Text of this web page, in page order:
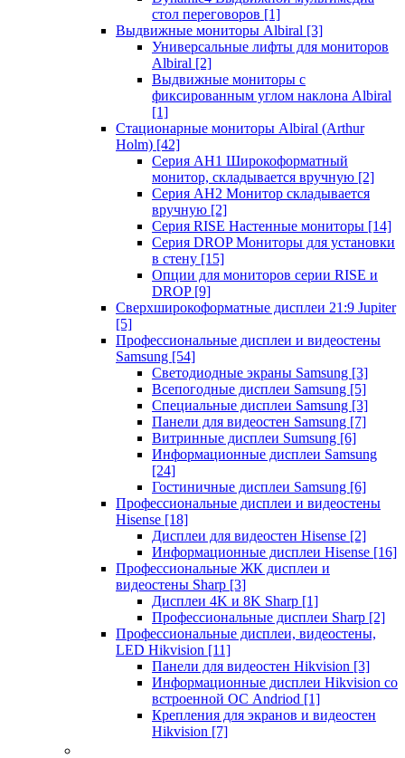
стол переговоров [1]
Выдвижные мониторы Albiral [3]
Универсальные лифты для мониторов
Albiral [2]
Выдвижные мониторы с
фиксированным углом наклона Albiral
[1]
Стационарные мониторы Albiral (Arthur
Holm) [42]
Серия AH1 Широкоформатный
монитор, складывается вручную [2]
Серия AH2 Монитор складывается
вручную [2]
Серия RISE Настенные мониторы [14]
Серия DROP Мониторы для установки
в стену [15]
Опции для мониторов серии RISE и
DROP [9]
Сверхширокоформатные дисплеи 21:9 Jupiter
[5]
Профессиональные дисплеи и видеостены
Samsung [54]
Светодиодные экраны Samsung [3]
Всепогодные дисплеи Samsung [5]
Специальные дисплеи Samsung [3]
Панели для видеостен Samsung [7]
Витринные дисплеи Sumsung [6]
Информационные дисплеи Samsung
[24]
Гостиничные дисплеи Samsung [6]
Профессиональные дисплеи и видеостены
Hisense [18]
Дисплеи для видеостен Hisense [2]
Информационные дисплеи Hisense [16]
Профессиональные ЖК дисплеи и
видеостены Sharp [3]
Дисплеи 4K и 8K Sharp [1]
Профессиональные дисплеи Sharp [2]
Профессиональные дисплеи, видеостены,
LED Hikvision [11]
Панели для видеостен Hikvision [3]
Информационные дисплеи Hikvision со
встроенной ОС Andriod [1]
Крепления для экранов и видеостен
Hikvision [7]